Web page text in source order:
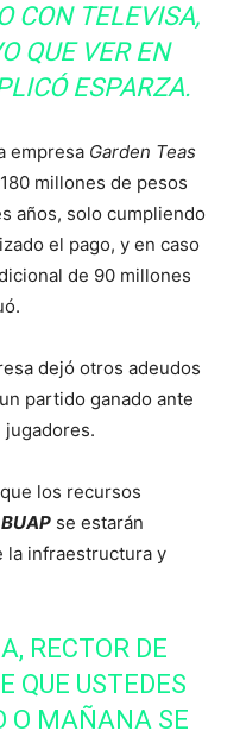
CON TELEVISA,
QUE VER EN
ESPARZA.
empresa Garden Teas
millones de pesos
años, solo cumpliendo
el pago, y en caso
de 90 millones
dejó otros adeudos
partido ganado ante
jugadores.
los recursos
se estarán
la infraestructura y
RECTOR DE
QUE USTEDES
O MAÑANA SE